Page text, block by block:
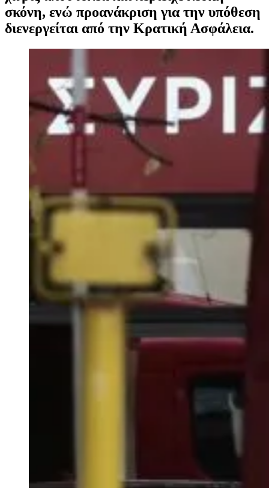
σκόνη, ενώ προανάκριση για την υπόθεση
διενεργείται από την Κρατική Ασφάλεια.